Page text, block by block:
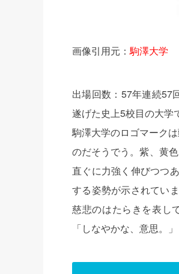
画像引用元：駒澤大学
出場回数：57年連続57
遂げた史上5校目の大学
駒澤大学のロゴマーク
のだそうでう。紫、黄
直ぐに力強く伸びつつ
する姿勢が示されてい
慈悲のはたらきを表し
「しなやかな、意思。